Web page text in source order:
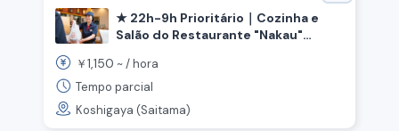
★ 22h-9h Prioritário｜Cozinha e
Salão do Restaurante "Nakau"
Saitama, Estação Sengendai》
￥1,150 ~ /hora
Tempo parcial
Koshigaya (Saitama)